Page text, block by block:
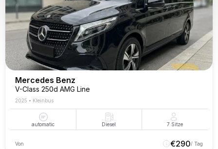
Mercedes Benz
V-Class 250d AMG Line
2025 • Kleinbus
automatic Diesel 7 Sitze
Von €290/ Tag